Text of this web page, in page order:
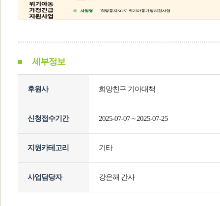
세부정보
후원사 희망친구 기아대책
신청접수기간 2025-07-07 ~ 2025-07-25
지원카테고리 기타
사업담당자 강은해 간사